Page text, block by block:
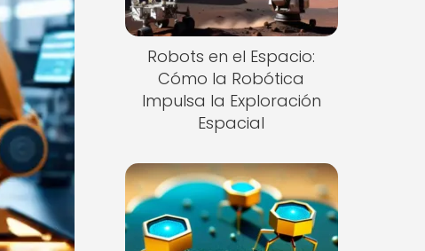
Robots en el Espacio:
Cómo la Robótica
Impulsa la Exploración
Espacial